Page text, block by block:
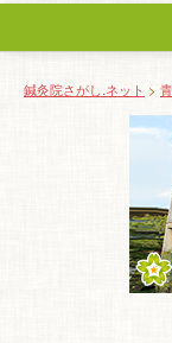
鍼灸院さがし.ネット >